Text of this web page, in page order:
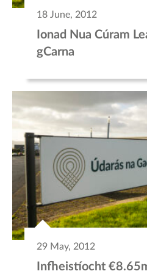
18 June, 2012
Ionad Nua Cúram
gCarna
29 May, 2012
Infheistíocht